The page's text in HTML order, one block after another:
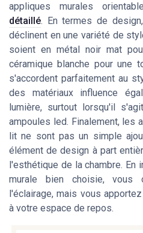
appliques murales
détaillé. En termes de
déclinent en une variété de
soient en métal noir mat
céramique blanche pour une
s'accordent parfaitement au
des matériaux influence
lumière, surtout lorsqu'il
ampoules led. Finalement, les
lit ne sont pas un simple
élément de design à part
l'esthétique de la chambre. En
murale bien choisie, vous
l'éclairage, mais vous
à votre espace de repos.